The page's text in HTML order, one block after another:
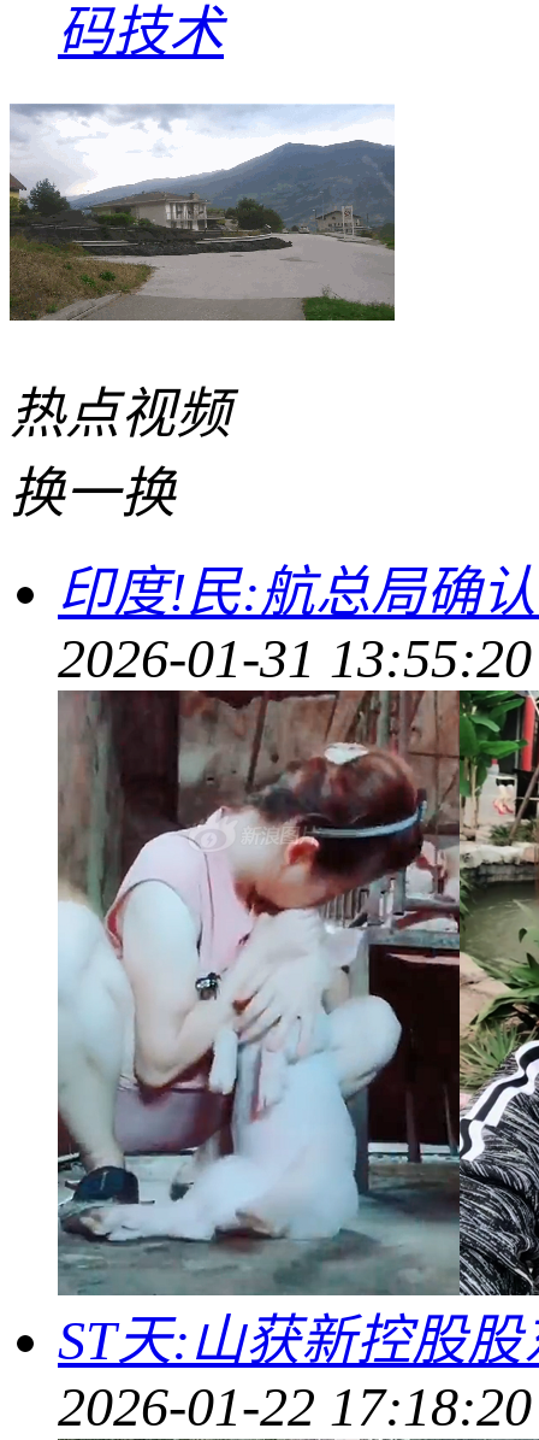
码技术
热点视频
换一换
印度!民:航总局确
2026-01-31 13:55:20
ST天:山获新控股
2026-01-22 17:18:20